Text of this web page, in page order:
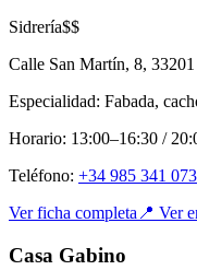
Sidrería$$
Calle San Martín, 8, 33201
Especialidad: Fabada,
Horario: 13:00–16:30 /
Teléfono: +34 985 341 073
Ver ficha completa 📍 Ver
Casa Gabino